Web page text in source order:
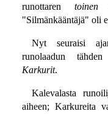
runottaren toinen
"Silmänkääntäjä" oli
Nyt seuraisi
runolaadun
Karkurit.
Kalevalasta
aiheen; Karkureita